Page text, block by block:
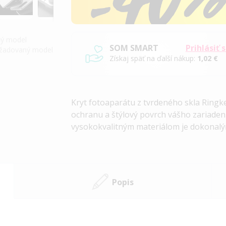
Prihlásiť
SOM SMART
Získaj späť na ďalší nákup: 1,02 €
Kryt fotoaparátu z tvrdeného skla
ochranu a štýlový povrch vášho
vysokokvalitným materiálom je
Popis